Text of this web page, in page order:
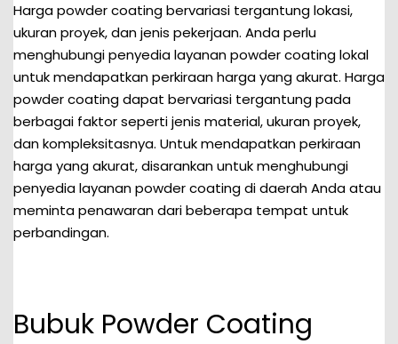
Harga powder coating bervariasi tergantung lokasi,
ukuran proyek, dan jenis pekerjaan. Anda perlu
menghubungi penyedia layanan powder coating lokal
untuk mendapatkan perkiraan harga yang akurat. Harga
powder coating dapat bervariasi tergantung pada
berbagai faktor seperti jenis material, ukuran proyek,
dan kompleksitasnya. Untuk mendapatkan perkiraan
harga yang akurat, disarankan untuk menghubungi
penyedia layanan powder coating di daerah Anda atau
meminta penawaran dari beberapa tempat untuk
perbandingan.
Bubuk Powder Coating